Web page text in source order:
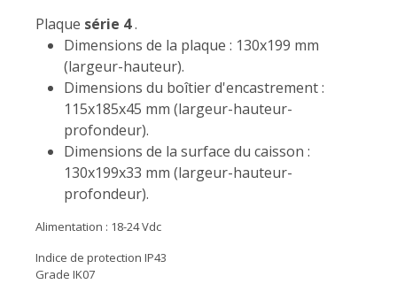
Plaque série 4.
Dimensions de la plaque : 130x199 mm
(largeur-hauteur).
Dimensions du boîtier d'encastrement :
115x185x45 mm (largeur-hauteur-
profondeur).
Dimensions de la surface du caisson :
130x199x33 mm (largeur-hauteur-
profondeur).
Alimentation : 18-24 Vdc
Indice de protection IP43
Grade IK07